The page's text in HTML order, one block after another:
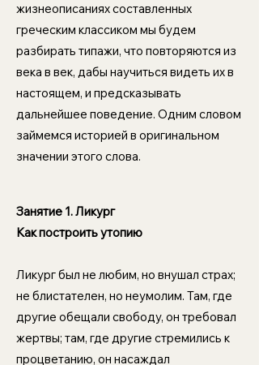
жизнеописаниях составленных
греческим классиком мы будем
разбирать типажи, что повторяются из
века в век, дабы научиться видеть их в
настоящем, и предсказывать
дальнейшее поведение. Одним словом
займемся историей в оригинальном
значении этого слова.
Занятие 1.Ликург
Как построить утопию
Ликург был не любим, но внушал страх;
не блистателен, но неумолим. Там, где
другие обещали свободу, он требовал
жертвы; там, где другие стремились к
процветанию, он насаждал